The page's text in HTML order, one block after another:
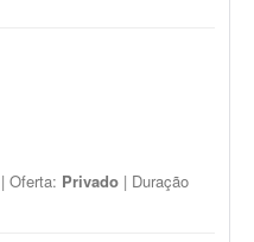
| Oferta: Privado | Duração